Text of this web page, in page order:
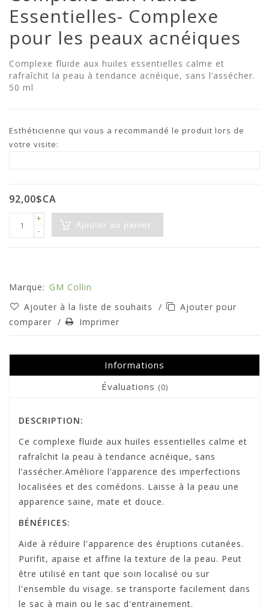
Essentielles- Complexe
pour les peaux acnéiques
Complexe fluide aux huiles essentielles calme et
rafraîchit la peau à tendance acnéique, sans l’assécher.
50 ml
Esthéticienne qui vous a recommandé le produit lors de
votre visite:
92,00$CA
+
-
Ajouter au panier
Marque: GM Collin
Ajouter à la liste de souhaits
/
Ajouter pour
comparer / Imprimer
Informations
Évaluations (0)
DESCRIPTION:
Ce complexe fluide aux huiles essentielles calme et
rafraîchit la peau à tendance acnéique, sans
l’assécher.Améliore l’apparence des imperfections
localisées et des comédons. Laisse à la peau une
apparence saine, mate et douce.
BÉNÉFICES:
Aide à réduire l'apparence des éruptions cutanées.
Purifit, apaise et affine la texture de la peau. Peut
être utilisé en tant que soin localisé ou sur
l'ensemble du visage. se transporte facilement dans
le sac à main ou le sac d'entrainement.